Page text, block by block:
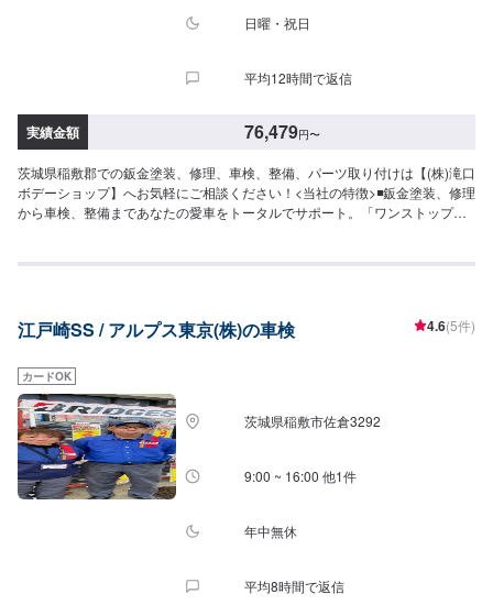
日曜・祝日
平均12時間で返信
実績金額 76,479円〜
茨城県稲敷郡での鈑金塗装、修理、車検、整備、パーツ取り付けは【(株)滝口
ボデーショップ】へお気軽にご相談ください！<当社の特徴>◾鈑金塗装、修理
から車検、整備まであなたの愛車をトータルでサポート。「ワンストップ」
んでもお問い合わせください。◾プロの熟練の技が納得の仕上がりをお約束。
質への絶対の自信。とにかく安心してお任せください。<ご希望と条件に応じ
客様目線での最善のメニューと車輌価値をできる限り下げない処理をいかに
提案できるか。」それが「サービス業」としてのプライド。お客様それぞれ
のニーズや条件に確実に応えることにこだわります。【1】オファーにてお問
い合わせ【2】お見積り【3】お見積りにご納得いただければ作業開始【4】
仕上がり次第納車-----納期について-----納期は通常2日～3日程度で納車となり
ます。(要相談)納期は前後する場合がございます。予めご了承ください。-----
ご来店時の注意、受付方法-----入庫の際はお気をつけてお越しください。駐車
ッフへ「メンテモで予約しました」とお伝えください。ご案内いたします。
江戸崎SS / アルプス東京(株)の車検 4.6(5件)
カードOK
茨城県稲敷市佐倉3292
9:00 ~ 16:00 他1件
年中無休
平均8時間で返信